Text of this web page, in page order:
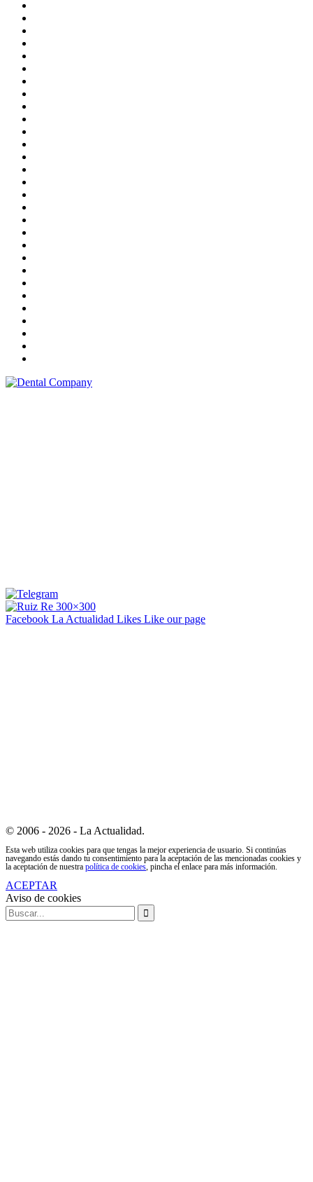
Facebook La Actualidad Likes Like our page
© 2006 - 2026 - La Actualidad.
Esta web utiliza cookies para que tengas la mejor experiencia de usuario. Si continúas
navegando estás dando tu consentimiento para la aceptación de las mencionadas cookies y
la aceptación de nuestra política de cookies, pincha el enlace para más información.
ACEPTAR
Aviso de cookies